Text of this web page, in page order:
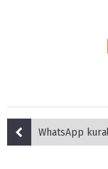
WhatsApp kuralları